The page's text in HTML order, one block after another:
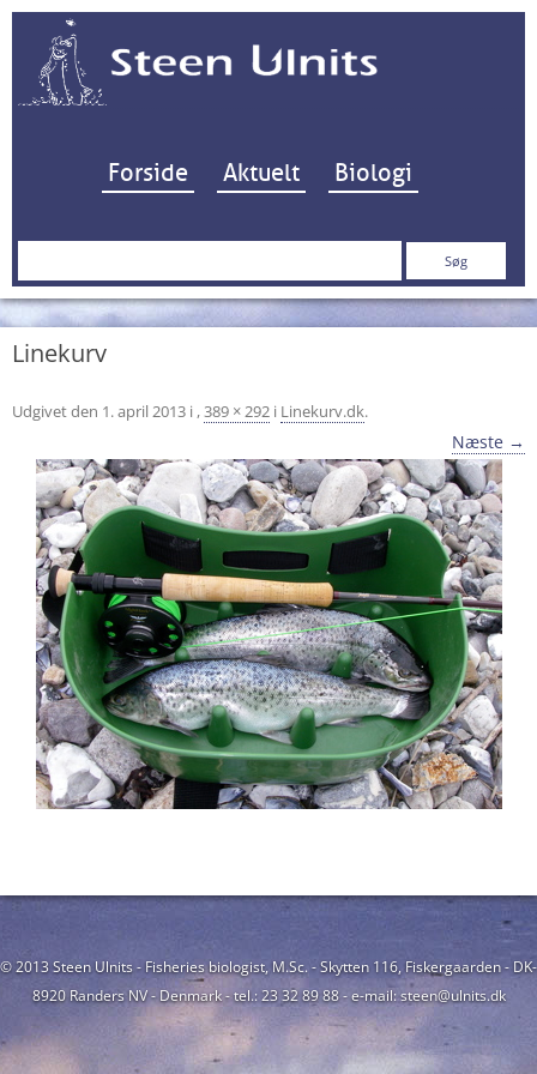
Hop til indhold
Forside Aktuelt Biologi
Søg
Linekurv
Udgivet den 1. april 2013 i ,389 × 292 i Linekurv.dk.
Næste →
© 2013 Steen Ulnits - Fisheries biologist, M.Sc. - Skytten 116, Fiskergaarden - DK-
8920 Randers NV - Denmark - tel.: 23 32 89 88 - e-mail: steen@ulnits.dk